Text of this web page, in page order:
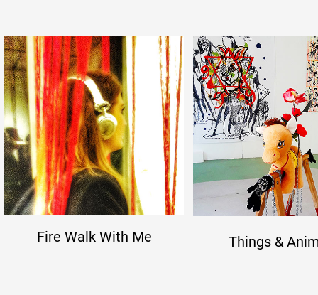
Collection vidéos
Candidater
Contact
Fire Walk With Me Things &